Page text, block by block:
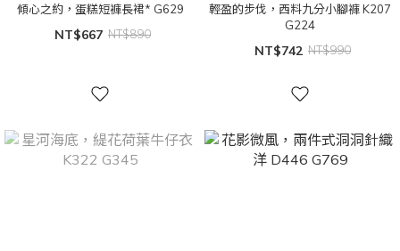
傾心之約，蛋糕短褲長裙* G629
NT$667 NT$890
輕盈的步伐，西料九分小腳褲 K207
G224
NT$742 NT$990